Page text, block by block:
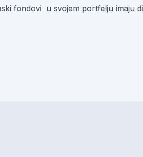
fondovi u svojem portfelju imaju